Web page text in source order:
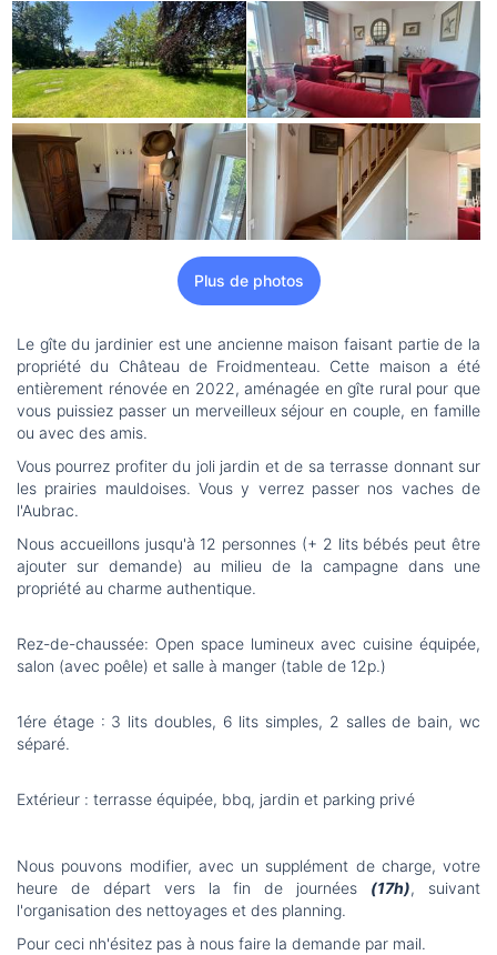
Plus de photos
Le gîte du jardinier est une ancienne maison faisant partie de la
propriété du Château de Froidmenteau. Cette maison a été
entièrement rénovée en 2022, aménagée en gîte rural pour que
vous puissiez passer un merveilleux séjour en couple, en famille
ou avec des amis.
Vous pourrez profiter du joli jardin et de sa terrasse donnant sur
les prairies mauldoises. Vous y verrez passer nos vaches de
l'Aubrac.
Nous accueillons jusqu'à 12 personnes (+ 2 lits bébés peut être
ajouter sur demande) au milieu de la campagne dans une
propriété au charme authentique.
Rez-de-chaussée: Open space lumineux avec cuisine équipée,
salon (avec poêle) et salle à manger (table de 12p.)
1ére étage : 3 lits doubles, 6 lits simples, 2 salles de bain, wc
séparé.
Extérieur : terrasse équipée, bbq, jardin et parking privé
Nous pouvons modifier, avec un supplément de charge, votre
heure de départ vers la fin de journées (17h), suivant
l'organisation des nettoyages et des planning.
Pour ceci nh'ésitez pas à nous faire la demande par mail.